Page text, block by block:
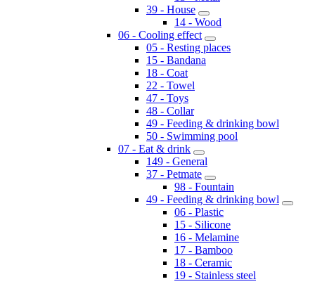
39 - House
14 - Wood
06 - Cooling effect
05 - Resting places
15 - Bandana
18 - Coat
22 - Towel
47 - Toys
48 - Collar
49 - Feeding & drinking bowl
50 - Swimming pool
07 - Eat & drink
149 - General
37 - Petmate
98 - Fountain
49 - Feeding & drinking bowl
06 - Plastic
15 - Silicone
16 - Melamine
17 - Bamboo
18 - Ceramic
19 - Stainless steel